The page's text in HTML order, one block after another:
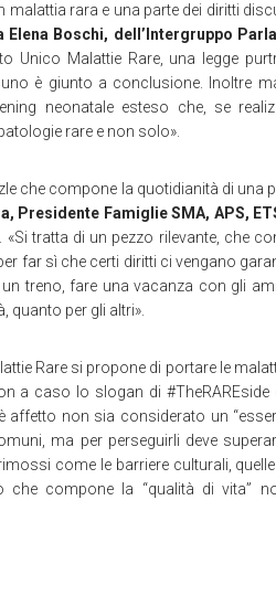
malattia rara e una parte dei diritti
Elena Boschi, dell’Intergruppo
Unico Malattie Rare, una legge
è giunto a conclusione. Inoltre
neonatale esteso che, se
rare e non solo».
che compone la quotidianità di
Presidente Famiglie SMA, APS,
tratta di un pezzo rilevante, che
far sì che certi diritti ci vengano
treno, fare una vacanza con gli
quanto per gli altri».
Rare si propone di portare le
a caso lo slogan di #TheRAREside
non sia considerato un
ma per perseguirli deve
come le barriere culturali,
che compone la “qualità di vita”